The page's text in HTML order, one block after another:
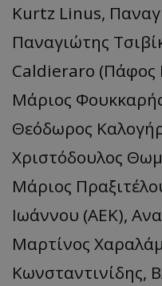
Kurtz Linus,
Παναγιώτης
Caldieraro (Πάφος
Μάριος
Θεόδωρος
Χριστόδουλος
Μάριος
Ιωάννου (ΑΕΚ),
Μαρτίνος
Κωνσταντινίδης,